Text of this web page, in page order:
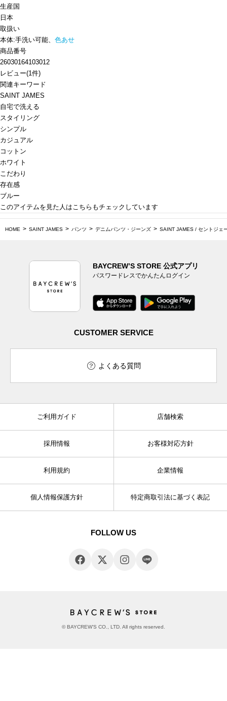
生産国
日本
取扱い
本体:手洗い可能、 色あせ
商品番号
26030164103012
レビュー(1件)
関連キーワード
SAINT JAMES
自宅で洗える
スタイリング
シンプル
カジュアル
コットン
ホワイト
こだわり
存在感
ブルー
このアイテムを見た人はこちらもチェックしています
HOME SAINT JAMES パンツ デニムパンツ・ジーンズ SAINT JAMES / セントジェ
BAYCREW’S STORE 公式アプリ
パスワードレスでかんたんログイン
CUSTOMER SERVICE
よくある質問
ご利用ガイド 店舗検索
採用情報 お客様対応方針
利用規約 企業情報
個人情報保護方針 特定商取引法に基づく表記
FOLLOW US
© BAYCREW’S CO., LTD. All rights reserved.